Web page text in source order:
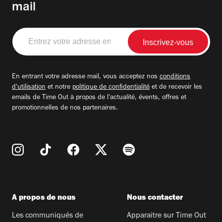
mail
Entrez
votre
adresse
En entrant votre adresse mail, vous acceptez nos conditions
d'utilisation et notre politique de confidentialité et de recevoir les
emails de Time Out à propos de l'actualité, évents, offres et
promotionnelles de nos partenaires.
A propos de nous
Les communiqués de
Nous contacter
Apparaitre sur Time Out